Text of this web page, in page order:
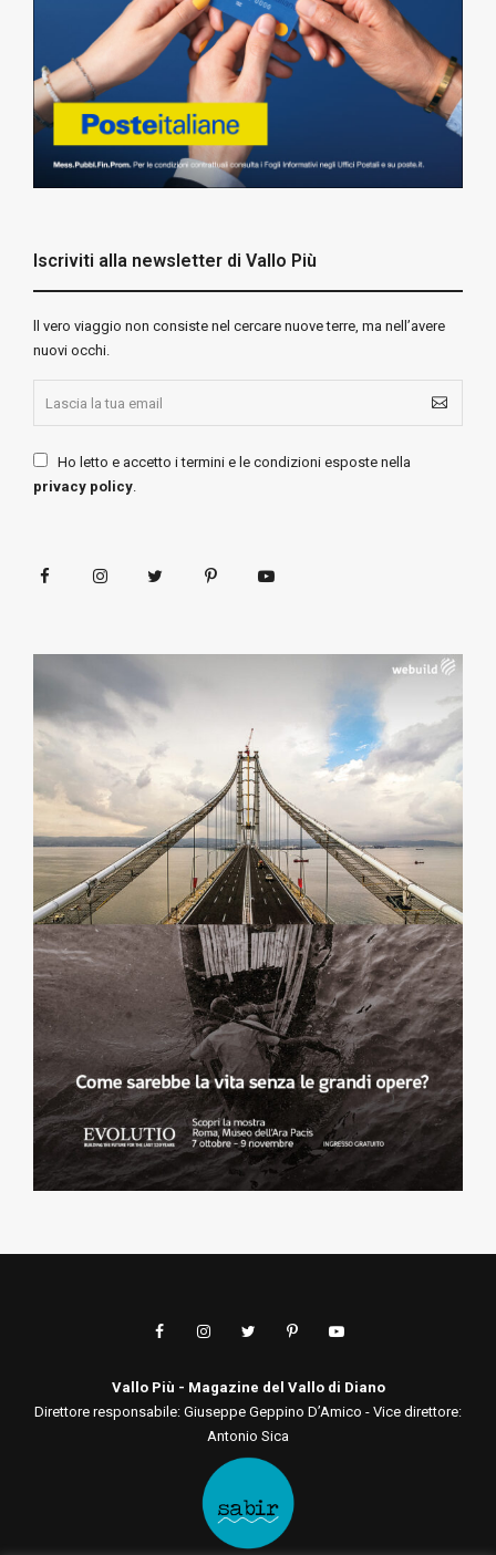
Iscriviti alla newsletter di Vallo Più
ll vero viaggio non consiste nel cercare nuove terre, ma nell’avere
nuovi occhi.
Ho letto e accetto i termini e le condizioni esposte nella
privacy policy.
Vallo Più - Magazine del Vallo di Diano
Direttore responsabile: Giuseppe Geppino D’Amico - Vice direttore:
Antonio Sica